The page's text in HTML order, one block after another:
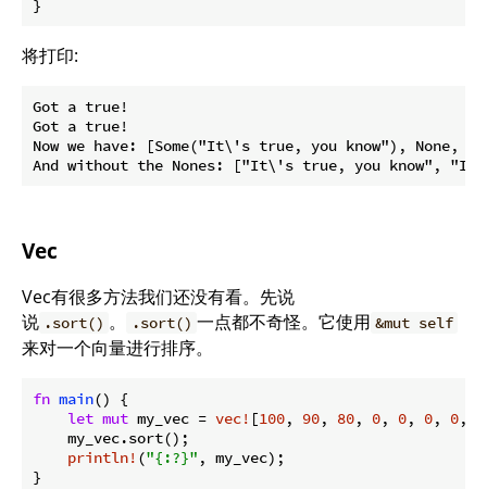
}
将打印:
Got a true!
Got a true!
Now we have: [Some("It\'s true, you know"), None,
Vec
Vec有很多方法我们还没有看。先说
说 .sort() 。 .sort() 一点都不奇怪。它使用 &mut self
来对一个向量进行排序。
fn main() {
let mut my_vec = vec! [100, 90, 80, 0, 0, 0, 0,
    my_vec.sort();
println! ("{:?}" , my_vec);
}